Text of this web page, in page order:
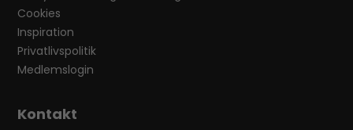
Cookies
Inspiration
Privatlivspolitik
Medlemslogin